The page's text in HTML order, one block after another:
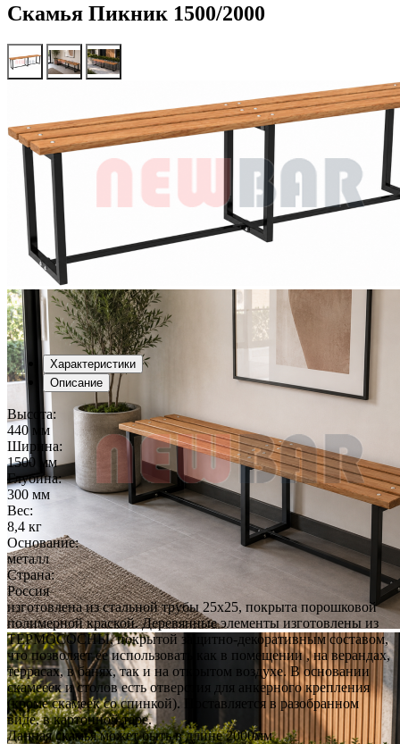
Скамья Пикник 1500/2000
Характеристики
Описание
Высота:
440 мм
Ширина:
1500 мм
Глубина:
300 мм
Вес:
8,4 кг
Основание:
металл
Страна:
Россия
изготовлена из стальной трубы 25х25, покрыта порошковой
полимерной краской. Деревянные элементы изготовлены из
ТЕРМОСОСНЫ, покрытой защитно-декоративным составом,
что позволяет ее использовать как в помещении , на верандах,
террасах, в банях, так и на открытом воздухе. В основании
скамееек и столов есть отверстия для анкерного крепления
(кроме скамеек со спинкой). Поставляется в разобранном
виде, в картонной таре.
Данная скамья может быть в длине 2000мм